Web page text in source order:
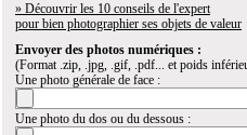
» Découvrir les 10 conseils de l'expert
pour bien photographier ses objets de valeur
Envoyer des photos numériques :
(Format .zip, .jpg, .gif, .pdf... et poids
Une photo générale de face :
Une photo du dos ou du dessous :